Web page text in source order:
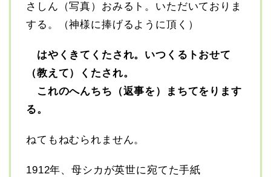
さしん（写真）おみるト。いただいておりま
する。（神様に捧げるように頂く）
はやくきてくたされ。いつくるトおせて
（教えて）くたされ。
これのへんちち（返事を）まちてをります
る。
ねてもねむられません。
1912年、母シカが英世に宛てた手紙